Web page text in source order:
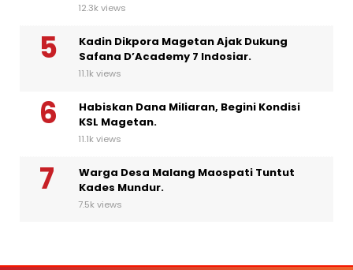
12.3k views
Kadin Dikpora Magetan Ajak Dukung
Safana D’Academy 7 Indosiar.
11.1k views
Habiskan Dana Miliaran, Begini Kondisi
KSL Magetan.
11.1k views
Warga Desa Malang Maospati Tuntut
Kades Mundur.
7.5k views